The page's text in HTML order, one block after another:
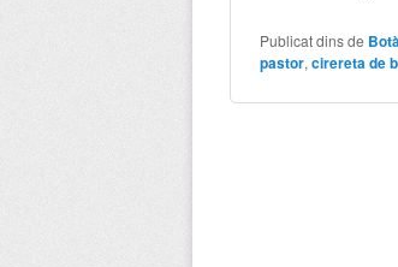
Publicat dins de
pastor,cirereta de